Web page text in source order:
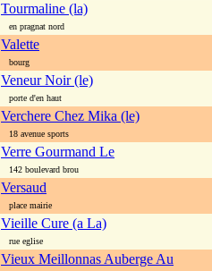
Tourmaline (la)
en pragnat nord
Valette
bourg
Veneur Noir (le)
porte d'en haut
Verchere Chez Mika (le)
18 avenue sports
Verre Gourmand Le
142 boulevard brou
Versaud
place mairie
Vieille Cure (a La)
rue eglise
Vieux Meillonnas Auberge Au